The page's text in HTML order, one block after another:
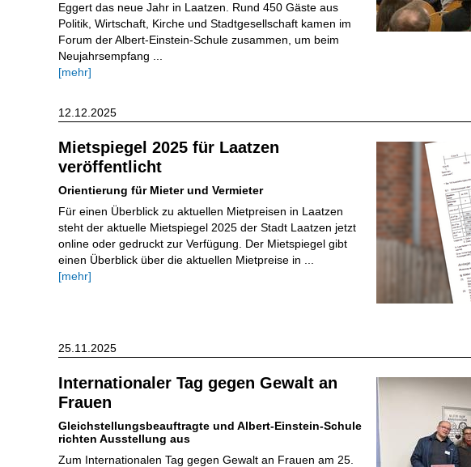
Eggert das neue Jahr in Laatzen. Rund 450 Gäste aus
Politik, Wirtschaft, Kirche und Stadtgesellschaft kamen im
Forum der Albert-Einstein-Schule zusammen, um beim
Neujahrsempfang ...
[mehr]
Mietspiegel 2025 für Laatzen
veröffentlicht
Orientierung für Mieter und Vermieter
Für einen Überblick zu aktuellen Mietpreisen in Laatzen
steht der aktuelle Mietspiegel 2025 der Stadt Laatzen jetzt
online oder gedruckt zur Verfügung. Der Mietspiegel gibt
einen Überblick über die aktuellen Mietpreise in ...
[mehr]
12.12.2025
Internationaler Tag gegen Gewalt an
Frauen
Gleichstellungsbeauftragte und Albert-Einstein-Schule
richten Ausstellung aus
Zum Internationalen Tag gegen Gewalt an Frauen am 25.
25.11.2025